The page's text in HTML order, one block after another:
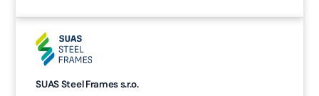
SUAS Steel Frames s.r.o.